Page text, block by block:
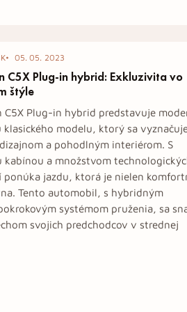
05. 05. 2023
C5X Plug-in hybrid: Exkluzivita vo
štýle
C5X Plug-in hybrid predstavuje
modelu, ktorý sa
a pohodlným interiérom. S
kabínou a množstvom
ponúka jazdu, ktorá je nielen
Tento automobil, s hybridným
systémom pruženia, sa
svojich predchodcov v strednej